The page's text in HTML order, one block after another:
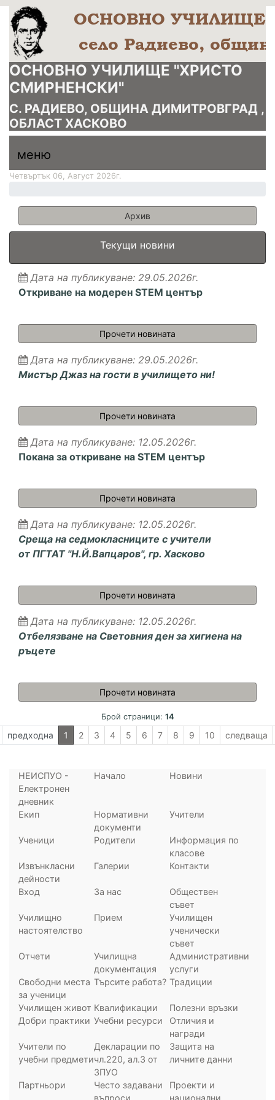
ОСНОВНО УЧИЛИЩЕ "ХРИСТО
СМИРНЕНСКИ"
С. РАДИЕВО, ОБЩИНА ДИМИТРОВГРАД ,
ОБЛАСТ ХАСКОВО
меню горно
меню
меню
Четвъртък 06, Август 2026г.
Архив
Текущи новини
Дата на публикуване: 29.05.2026г.
Откриване на модерен STEM център
Прочети новината
Дата на публикуване: 29.05.2026г.
Мистър Джаз на гости в училището ни!
Прочети новината
Дата на публикуване: 12.05.2026г.
Покана за откриване на STEM център
Прочети новината
Дата на публикуване: 12.05.2026г.
Среща на седмокласниците с учители
от ПГТАТ "Н.Й.Вапцаров", гр. Хасково
Прочети новината
Дата на публикуване: 12.05.2026г.
Отбелязване на Световния ден за хигиена на
ръцете
Прочети новината
Брой страници: 14
предходна 1 текуща
2 3 4 5 6 7 8 9 10 следваща
НЕИСПУО -
Електронен
дневник
Начало Новини
Екип
Нормативни
документи
Учители
Ученици Родители
Информация по
класове
Извънкласни
дейности
Галерии Контакти
Вход За нас
Обществен
съвет
Училищно
настоятелство
Прием
Училищен
ученически
съвет
Отчети
Училищна
документация
Административни
услуги
Свободни места
за ученици
Търсите работа? Традиции
Училищен живот Квалификации
Полезни връзки
Добри практики Учебни ресурси
Отличия и
награди
Учители по
учебни предмети
Декларации по
чл.220, ал.3 от
ЗПУО
Защита на
личните данни
Партньори
Често задавани
въпроси
Проекти и
национални